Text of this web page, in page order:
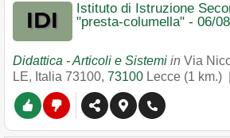
Istituto di Istruzione
"presta-columella" - 06/
Didattica - Articoli e Sistemi in Via
LE, Italia 73100, 73100 Lecce (1 km.)